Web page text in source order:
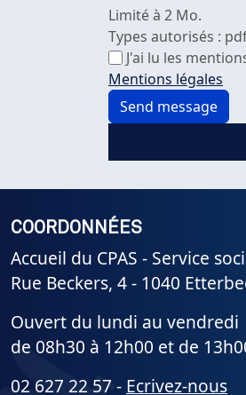
Limité à 2 Mo.
Types autorisés :
J'ai lu les
Mentions légales
COORDONNÉES
Accueil du CPAS - Service
Rue Beckers, 4 - 1040
Ouvert du lundi au vendredi
de 08h30 à 12h00 et de
02 627 22 57 - Ecrivez-nous